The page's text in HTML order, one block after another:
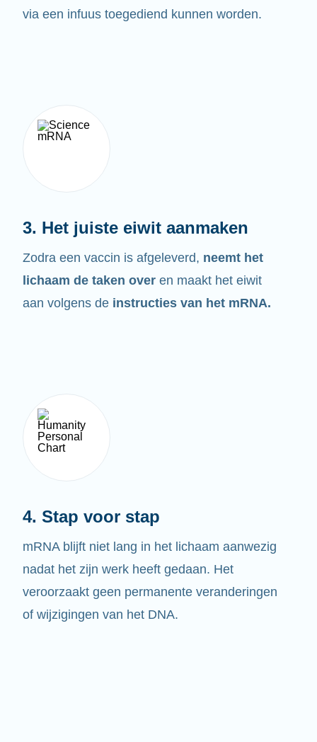
via een infuus toegediend kunnen worden.
3. Het juiste eiwit aanmaken
Zodra een vaccin is afgeleverd, neemt het
lichaam de taken over en maakt het eiwit
aan volgens de instructies van het mRNA.
4. Stap voor stap
mRNA blijft niet lang in het lichaam aanwezig
nadat het zijn werk heeft gedaan. Het
veroorzaakt geen permanente veranderingen
of wijzigingen van het DNA.